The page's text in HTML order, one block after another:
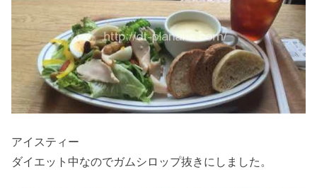
アイスティー
ダイエット中なのでガムシロップ抜きにしました。